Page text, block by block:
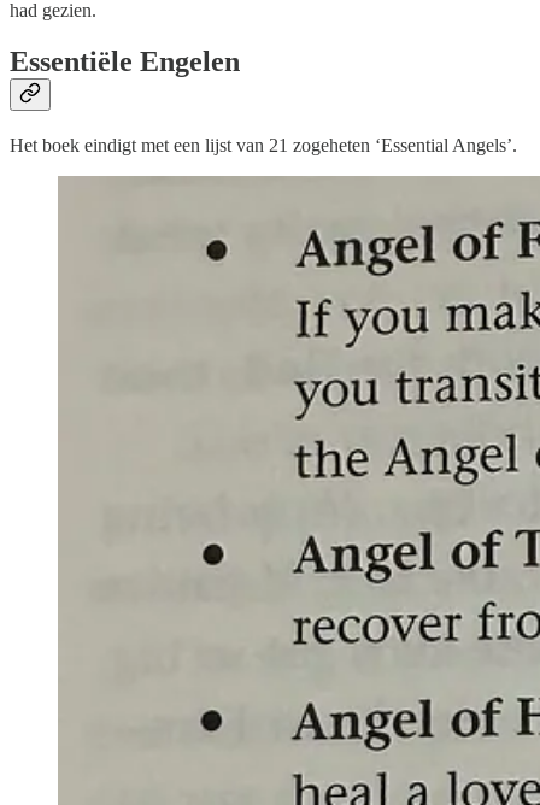
had gezien.
Essentiële Engelen
Het boek eindigt met een lijst van 21 zogeheten ‘Essential Angels’.